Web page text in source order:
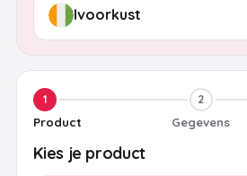
1
Product
2
Gegevens
Kies je product